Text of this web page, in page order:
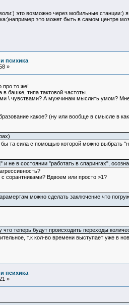
это возможно через мобильные станции:)
это может быть в самом центре
психика
»
про то же!
башке, типа тактовой частоты.
\ чувствами? А мужчинам мыслить умом?
какое? (ну или вообще в смысле в
та сила с помощью которой можно выбрать
не в состоянии "работать в спарингах",
сорантниками? Вдвоем или просто >1?
можно сделать заключение что
теперь будут происходить переходы
т.к кол-во времени выступает уже в
психика
»